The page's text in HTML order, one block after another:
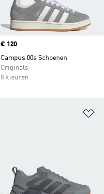
Price
€ 120
Campus 00s Schoenen
Originals
8 kleuren